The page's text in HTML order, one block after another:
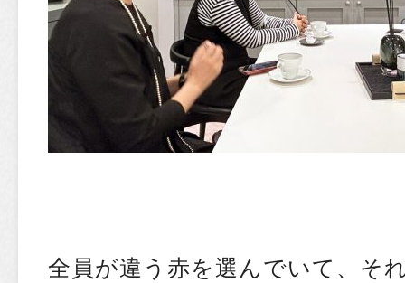
全員が違う赤を選んでいて、そ